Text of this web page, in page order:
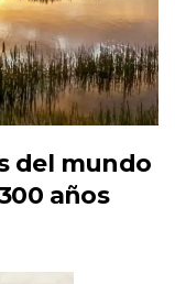
del mundo
años